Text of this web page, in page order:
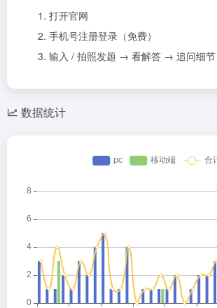
打开官网
手机号注册登录（免费）
输入 / 拍照发题 → 看解答 → 追问细节
数据统计